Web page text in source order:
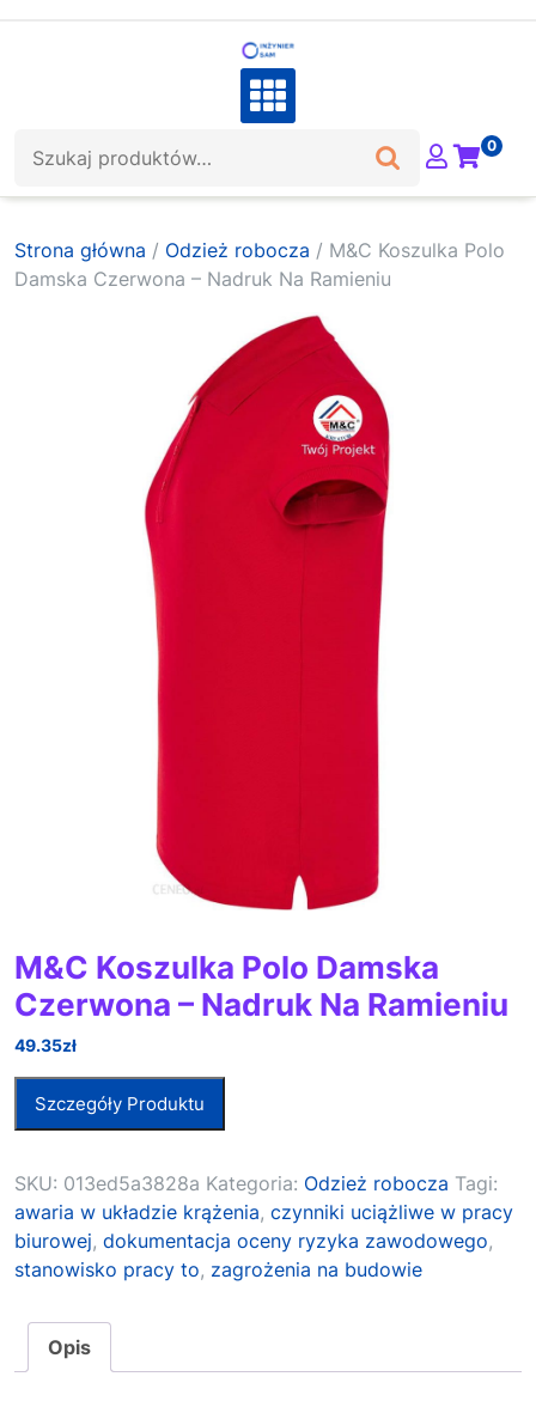
0
Strona główna / Odzież robocza / M&C Koszulka Polo
Damska Czerwona – Nadruk Na Ramieniu
M&C Koszulka Polo Damska
Czerwona – Nadruk Na Ramieniu
49.35zł
Szczegóły Produktu
SKU: 013ed5a3828a Kategoria: Odzież robocza Tagi:
awaria w układzie krążenia, czynniki uciążliwe w pracy
biurowej, dokumentacja oceny ryzyka zawodowego,
stanowisko pracy to, zagrożenia na budowie
Opis